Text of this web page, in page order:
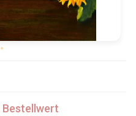
Bestellwert